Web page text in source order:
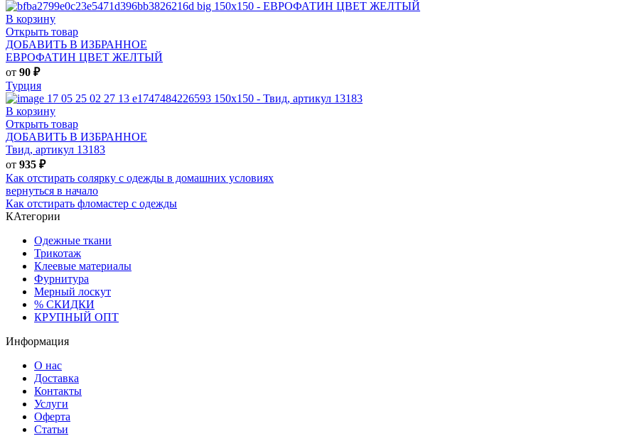
В корзину
Открыть товар
ДОБАВИТЬ В ИЗБРАННОЕ
ЕВРОФАТИН ЦВЕТ ЖЕЛТЫЙ
от 90 ₽
Турция
В корзину
Открыть товар
ДОБАВИТЬ В ИЗБРАННОЕ
Твид, артикул 13183
от 935 ₽
Как отстирать солярку с одежды в домашних условиях
вернуться в начало
Как отстирать фломастер с одежды
КАтегории
Одежные ткани
Трикотаж
Клеевые материалы
Фурнитура
Мерный лоскут
% СКИДКИ
КРУПНЫЙ ОПТ
Информация
О нас
Доставка
Контакты
Услуги
Оферта
Статьи